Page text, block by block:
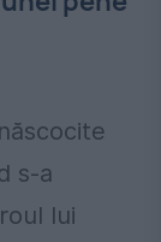
s-a
lui